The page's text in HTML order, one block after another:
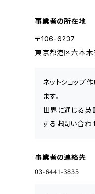
事業者の所在地
〒106-6237
東京都港区六本木
ネットショップ
ます。
世界に通じる英
するお問い合わ
事業者の連絡先